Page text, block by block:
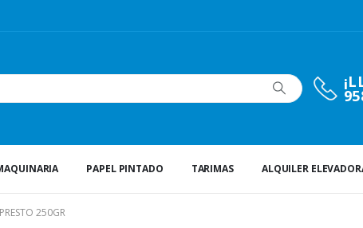
PAPEL PINTADO TARIMAS ALQUILER
250GR